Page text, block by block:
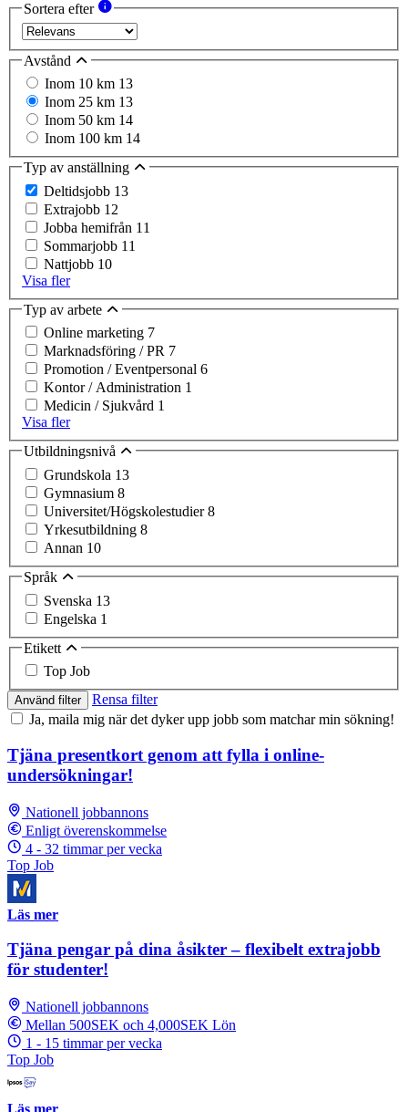
Sortera efter
Avstånd
Inom 10 km 13
Inom 25 km 13
Inom 50 km 14
Inom 100 km 14
Typ av anställning
Deltidsjobb 13
Extrajobb 12
Jobba hemifrån 11
Sommarjobb 11
Nattjobb 10
Visa fler
Typ av arbete
Online marketing 7
Marknadsföring / PR 7
Promotion / Eventpersonal 6
Kontor / Administration 1
Medicin / Sjukvård 1
Visa fler
Utbildningsnivå
Grundskola 13
Gymnasium 8
Universitet/Högskolestudier8
Yrkesutbildning 8
Annan 10
Språk
Svenska 13
Engelska 1
Etikett
Top Job
Använd filter
Rensa filter
Ja, maila mig när det dyker upp jobb som matchar min sökning!
Tjäna presentkort genom att fylla i online-
undersökningar!
Nationell jobbannons
Enligt överenskommelse
4 - 32 timmar per vecka
Top Job
Läs mer
Tjäna pengar på dina åsikter – flexibelt extrajobb
för studenter!
Nationell jobbannons
Mellan 500SEK och 4,000SEK Lön
1 - 15 timmar per vecka
Top Job